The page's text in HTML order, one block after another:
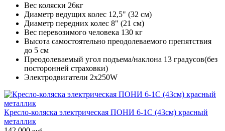
Вес коляски 26кг
Диаметр ведущих колес 12,5" (32 см)
Диаметр передних колес 8" (21 см)
Вес перевозимого человека 130 кг
Высота самостоятельно преодолеваемого препятствия
до 5 см
Преодолеваемый угол подъема/наклона 13 градусов(без
посторонней страховки)
Электродвигатели 2х250W
Кресло-коляска электрическая ПОНИ 6-1С (43см) красный
металлик